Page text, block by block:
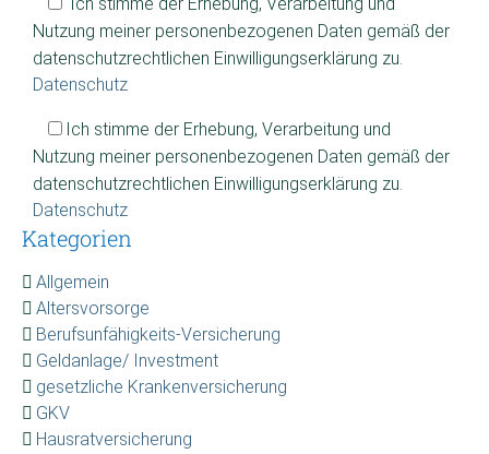
Nutzung meiner personenbezogenen Daten gemäß der
datenschutzrechtlichen Einwilligungserklärung zu.
Datenschutz
Ich stimme der Erhebung, Verarbeitung und
Nutzung meiner personenbezogenen Daten gemäß der
datenschutzrechtlichen Einwilligungserklärung zu.
Datenschutz
Kategorien
Allgemein
Altersvorsorge
Berufsunfähigkeits-Versicherung
Geldanlage/ Investment
gesetzliche Krankenversicherung
GKV
Hausratversicherung